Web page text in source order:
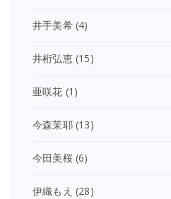
井手美希(4)
井桁弘恵(15)
亜咲花 (1)
今森茉耶(13)
今田美桜(6)
伊織もえ (28)